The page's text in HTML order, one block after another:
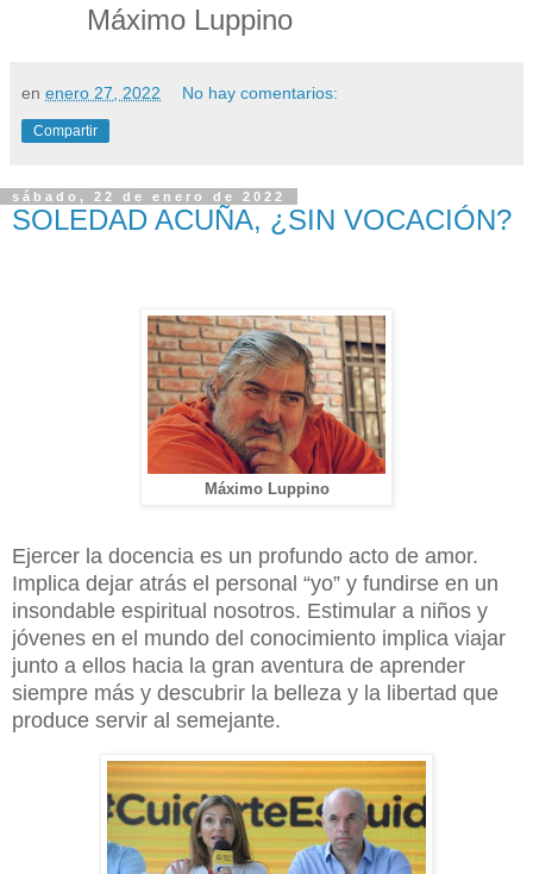
Máximo Luppino
en enero 27, 2022 No hay comentarios:
Compartir
sábado, 22 de enero de 2022
SOLEDAD ACUÑA, ¿SIN VOCACIÓN?
Máximo Luppino
Ejercer la docencia es un profundo acto de amor.
Implica dejar atrás el personal “yo” y fundirse en un
insondable espiritual nosotros. Estimular a niños y
jóvenes en el mundo del conocimiento implica viajar
junto a ellos hacia la gran aventura de aprender
siempre más y descubrir la belleza y la libertad que
produce servir al semejante.